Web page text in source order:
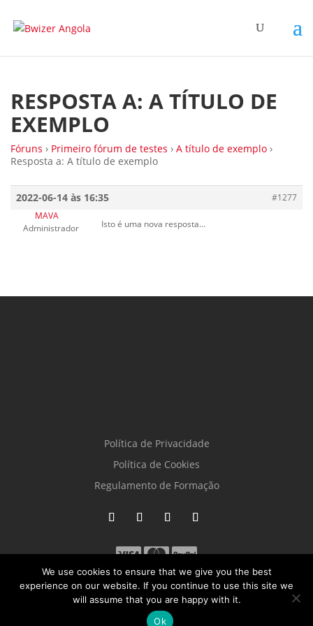
RESPOSTA A: A TÍTULO DE
EXEMPLO
Fóruns › Primeiro fórum de testes › A título de exemplo ›
Resposta a: A título de exemplo
2022-06-14 às 16:35
#1277
MAVA
Administrador
Isto é uma nova resposta…
Política de Privacidade
Política de Cookies
Regulamento de Formação
We use cookies to ensure that we give you the best
experience on our website. If you continue to use this site we
will assume that you are happy with it.
Ok